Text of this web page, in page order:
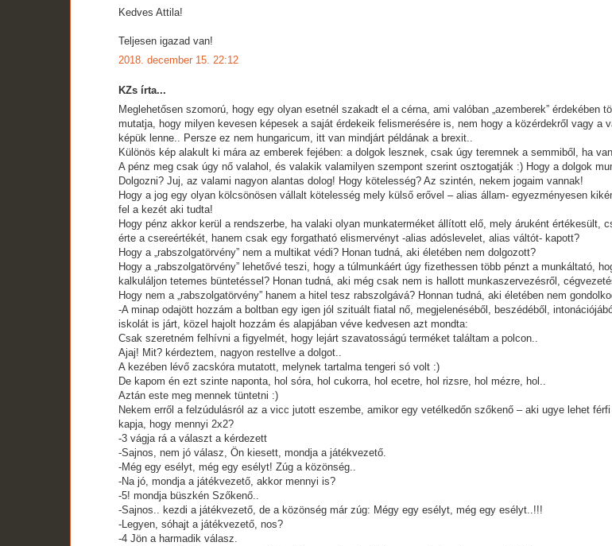
Kedves Attila!
Teljesen igazad van!
2018. december 15. 22:12
KZs írta...
Meglehetősen szomorú, hogy egy olyan esetnél szakadt el a cérna, ami valóban „azemberek” érdekében
mutatja, hogy milyen kevesen képesek a saját érdekeik felismerésére is, nem hogy a közérdekről vagy a
képük lenne.. Persze ez nem hungaricum, itt van mindjárt példának a brexit..
Különös kép alakult ki mára az emberek fejében: a dolgok lesznek, csak úgy teremnek a semmiből, ha
A pénz meg csak úgy nő valahol, és valakik valamilyen szempont szerint osztogatják :) Hogy a dolgok
Dolgozni? Juj, az valami nagyon alantas dolog! Hogy kötelesség? Az szintén, nekem jogaim vannak!
Hogy a jog egy olyan kölcsönösen vállalt kötelesség mely külső erővel – alias állam- egyezményesen
fel a kezét aki tudta!
Hogy pénz akkor kerül a rendszerbe, ha valaki olyan munkaterméket állított elő, mely áruként értékesült,
érte a csereértékét, hanem csak egy forgatható elismervényt -alias adóslevelet, alias váltót- kapott?
Hogy a „rabszolgatörvény” nem a multikat védi? Honan tudná, aki életében nem dolgozott?
Hogy a „rabszolgatörvény” lehetővé teszi, hogy a túlmunkáért úgy fizethessen több pénzt a munkáltató,
kalkuláljon tetemes büntetéssel? Honan tudná, aki még csak nem is hallott munkaszervezésről,
Hogy nem a „rabszolgatörvény” hanem a hitel tesz rabszolgává? Honnan tudná, aki életében nem
-A minap odajött hozzám a boltban egy igen jól szituált fiatal nő, megjelenéséből, beszédéből,
iskolát is járt, közel hajolt hozzám és alapjában véve kedvesen azt mondta:
Csak szeretném felhívni a figyelmét, hogy lejárt szavatosságú terméket találtam a polcon..
Ajaj! Mit? kérdeztem, nagyon restellve a dolgot..
A kezében lévő zacskóra mutatott, melynek tartalma tengeri só volt :)
De kapom én ezt szinte naponta, hol sóra, hol cukorra, hol ecetre, hol rizsre, hol mézre, hol..
Aztán este meg mennek tüntetni :)
Nekem erről a felzúdulásról az a vicc jutott eszembe, amikor egy vetélkedőn szőkenő – aki ugye lehet
kapja, hogy mennyi 2x2?
-3 vágja rá a választ a kérdezett
-Sajnos, nem jó válasz, Ön kiesett, mondja a játékvezető.
-Még egy esélyt, még egy esélyt! Zúg a közönség..
-Na jó, mondja a játékvezető, akkor mennyi is?
-5! mondja büszkén Szőkenő..
-Sajnos.. kezdi a játékvezető, de a közönség már zúg: Mégy egy esélyt, még egy esélyt..!!!
-Legyen, sóhajt a játékvezető, nos?
-4 Jön a harmadik válasz.